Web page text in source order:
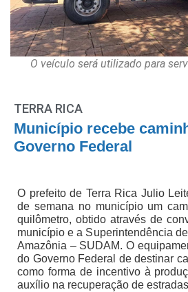
O veículo será utilizado para
TERRA RICA
Município recebe
Governo Federal
O prefeito de Terra Rica Julio
de semana no município um
quilômetro, obtido através de
município e a Superintendência
Amazônia – SUDAM. O
do Governo Federal de destinar
como forma de incentivo à
auxílio na recuperação de